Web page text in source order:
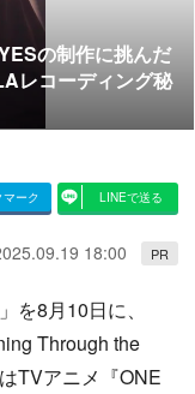
の制作に挑んだ
レコーディング秘
マーク LINEで送る
18:00 PR
8月10日に、
Through the
TVアニメ『ONE